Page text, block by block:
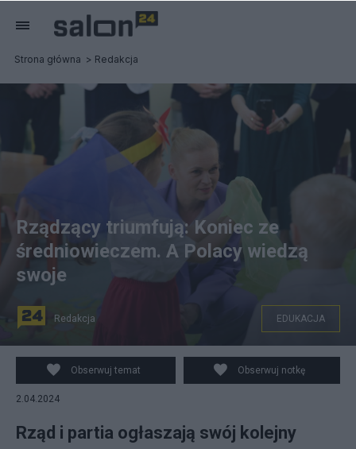
Strona główna Redakcja
Minister edukacji Barbara Nowacka. Fot. PAP/ Tomasz
Waszczuk
Rządzący triumfują: Koniec ze
średniowieczem. A Polacy wiedzą
swoje
Redakcja EDUKACJA
Obserwuj temat Obserwuj notkę
2.04.2024
Rząd i partia ogłaszają swój kolejny